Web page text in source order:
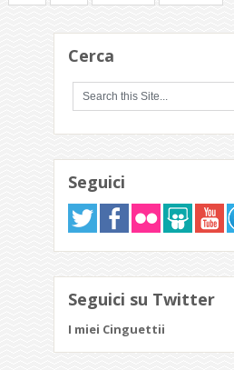
Cerca
Seguici
Seguici su Twitter
I miei Cinguettii